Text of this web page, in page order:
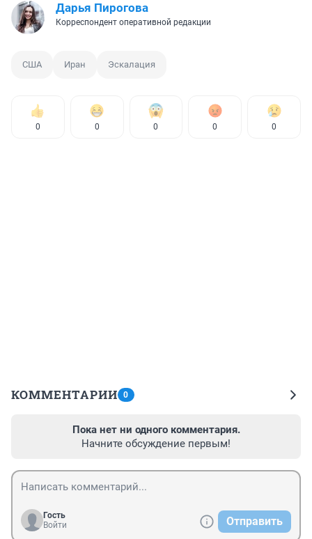
Дарья Пирогова
Корреспондент оперативной редакции
США Иран Эскалация
0 0 0 0 0
КОММЕНТАРИИ 0
Пока нет ни одного комментария.
Начните обсуждение первым!
Гость
Войти
Отправить